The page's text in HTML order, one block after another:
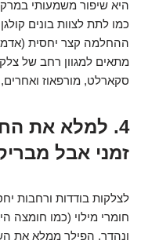
היא שיפור משמעותי
כמו לתת לצוות בונים
ההחלמה קצר יחסית
מתאים למגוון רחב של
סקארלט, מורפאוז ואחרים,
4. למלא את
זמני אבל
חומרי מילוי (כמו חומצה
ונהדר. הפילר ממלא את